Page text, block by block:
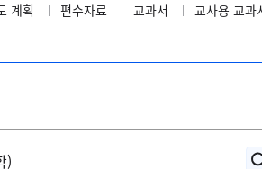
계획 편수자료 교과서
교사용 교과
)